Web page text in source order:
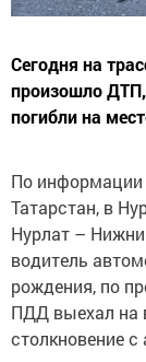
Сегодня на
произошло ДТП,
погибли на
По информации
Татарстан, в
Нурлат –
водитель
рождения, по
ПДД выехал на
столкновение